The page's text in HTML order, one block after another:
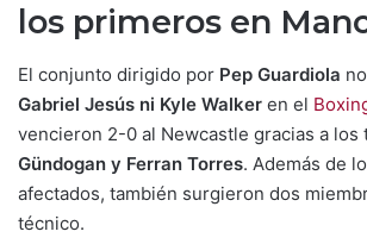
los primeros en
El conjunto dirigido por Pep Guardiola
Gabriel Jesús ni Kyle Walker en el
vencieron 2-0 al Newcastle gracias a los
Gündogan y Ferran Torres. Además de
afectados, también surgieron dos
técnico.